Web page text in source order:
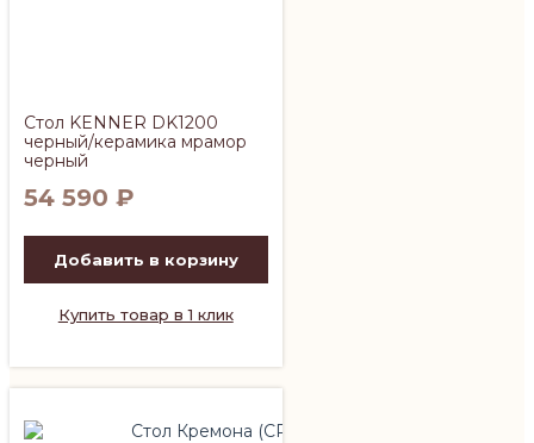
Стол KENNER DK1200
черный/керамика мрамор
черный
54 590 ₽
Добавить в корзину
Купить товар в 1 клик